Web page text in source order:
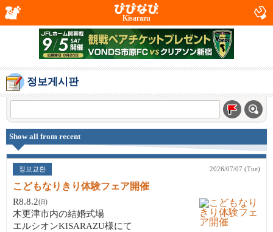
Kisarazu
정보게시판
Show all from recent
정보교환 2026/07/07 (Tue)
こどもなりきり体験フェア開催
R8.8.2㈰
木更津市内の結婚式場
エルシオンKISARAZU様にて